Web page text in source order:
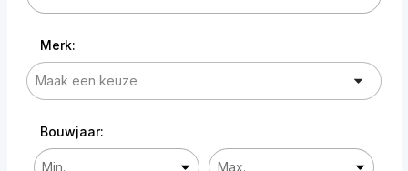
Merk:
Bouwjaar: